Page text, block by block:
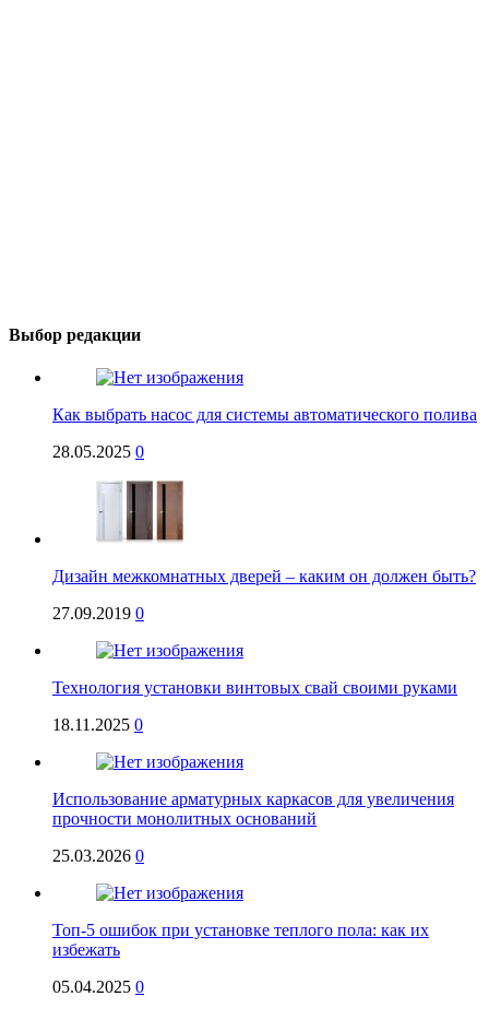
Выбор редакции
Как выбрать насос для системы автоматического полива
28.05.2025 0
Дизайн межкомнатных дверей – каким он должен быть?
27.09.2019 0
Технология установки винтовых свай своими руками
18.11.2025 0
Использование арматурных каркасов для увеличения
прочности монолитных оснований
25.03.2026 0
Топ-5 ошибок при установке теплого пола: как их
избежать
05.04.2025 0